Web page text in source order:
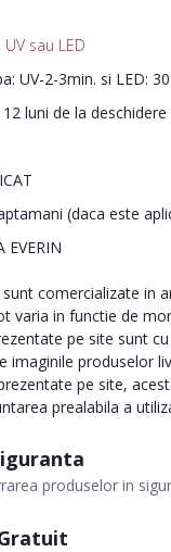
produselor in
sau LED
UV-2-3min. si LED:
luni de la deschidere
(daca este
EVERIN
comercializate in
varia in functie de
pe site sunt
imaginile produselor
pe site,
prealabila a